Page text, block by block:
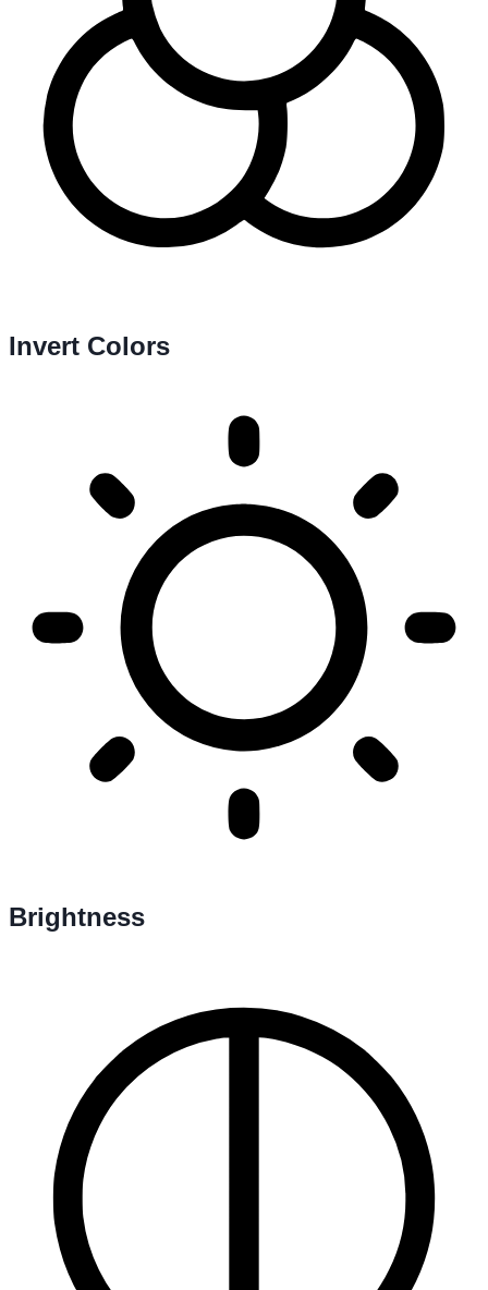
Invert Colors
Brightness